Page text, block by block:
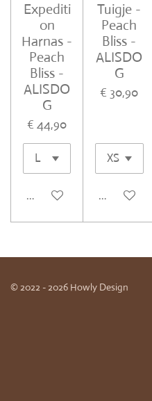
Expediti
on
Harnas -
Peach
Bliss -
ALISDO
G
€ 44,90
In winkelwagen
Tuigje -
Peach
Bliss -
ALISDO
G
€ 30,90
In
© 2022 - 2026 Howly Design